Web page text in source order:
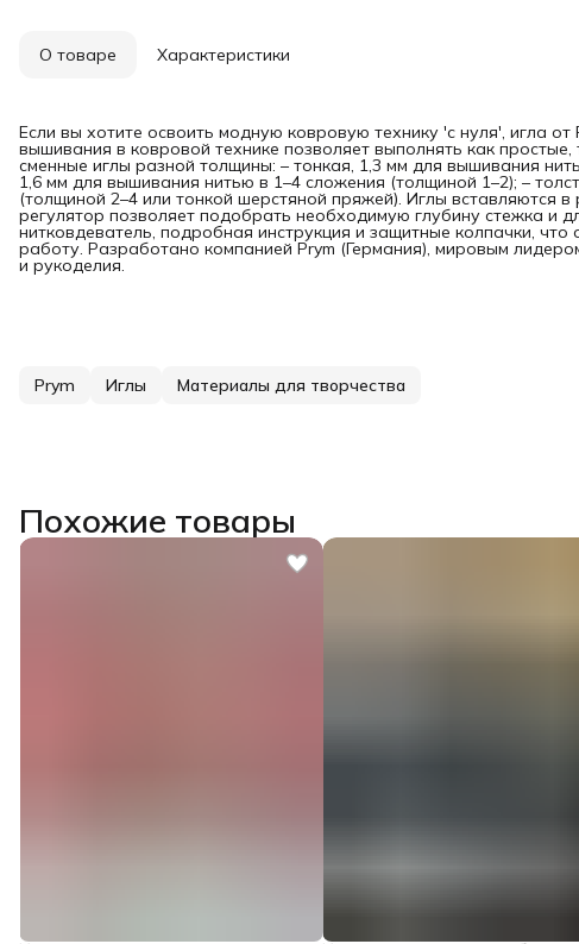
О товаре Характеристики
Если вы хотите освоить модную ковровую технику 'с нуля', игла
вышивания в ковровой технике позволяет выполнять как
сменные иглы разной толщины: – тонкая, 1,3 мм для вышивания
1,6 мм для вышивания нитью в 1–4 сложения (толщиной 1–2); –
(толщиной 2–4 или тонкой шерстяной пряжей). Иглы вставляются
регулятор позволяет подобрать необходимую глубину стежка и
нитковдеватель, подробная инструкция и защитные колпачки,
работу. Разработано компанией Prym (Германия), мировым
и рукоделия.
Prym Иглы Материалы для творчества
Похожие товары